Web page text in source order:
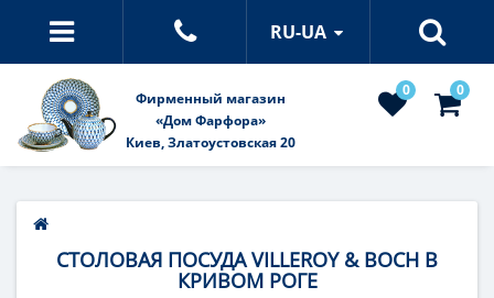
RU-UA
Фирменный магазин
«Дом Фарфора»
Киев, Златоустовская 20
0 0
СТОЛОВАЯ ПОСУДА VILLEROY & BOCH В
КРИВОМ РОГЕ